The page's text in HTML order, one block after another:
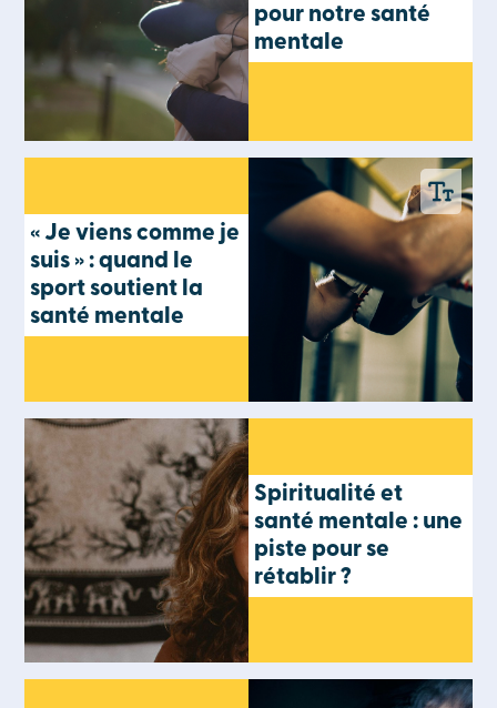
pour notre santé
mentale
« Je viens comme je
suis » : quand le
sport soutient la
santé mentale
Spiritualité et
santé mentale : une
piste pour se
rétablir ?